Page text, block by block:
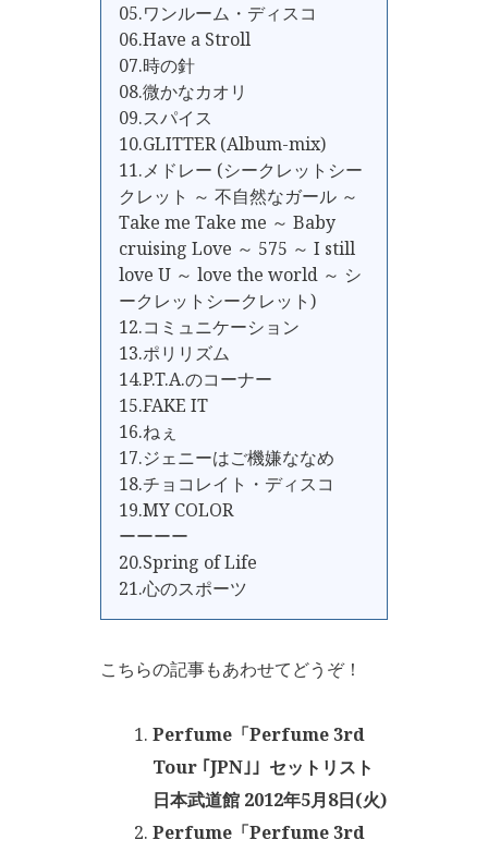
05.ワンルーム・ディスコ
06.Have a Stroll
07.時の針
08.微かなカオリ
09.スパイス
10.GLITTER (Album-mix)
11.メドレー (シークレットシー
クレット ～ 不自然なガール ～
Take me Take me ～ Baby
cruising Love ～ 575 ～ I still
love U ～ love the world ～ シ
ークレットシークレット)
12.コミュニケーション
13.ポリリズム
14.P.T.A.のコーナー
15.FAKE IT
16.ねぇ
17.ジェニーはご機嫌ななめ
18.チョコレイト・ディスコ
19.MY COLOR
ーーーー
20.Spring of Life
21.心のスポーツ
こちらの記事もあわせてどうぞ！
Perfume「Perfume 3rd
Tour ｢JPN｣」セットリスト
日本武道館 2012年5月8日(火)
Perfume「Perfume 3rd